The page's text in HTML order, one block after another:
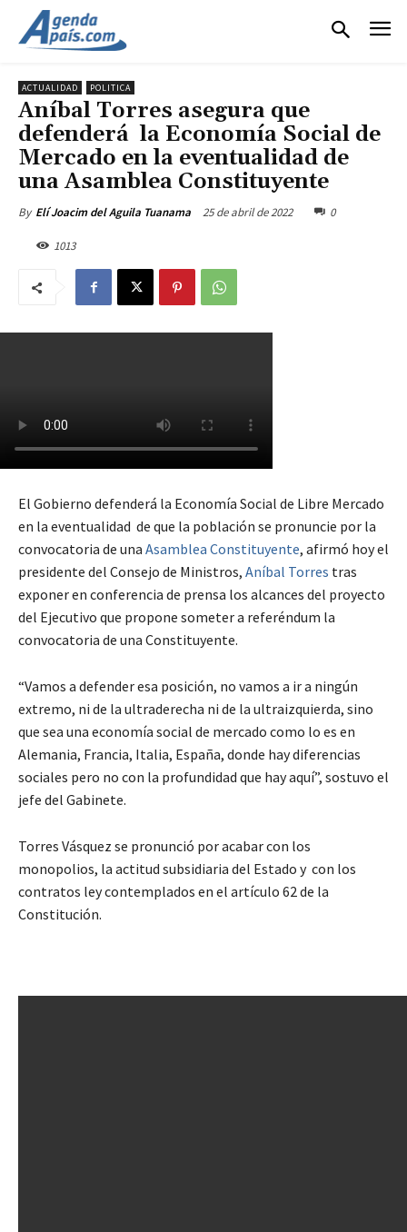
ACTUALIDAD POLITICA
Aníbal Torres asegura que
defenderá la Economía Social de
Mercado en la eventualidad de
una Asamblea Constituyente
By Elí Joacim del Aguila Tuanama 25 de abril de 2022 0
1013
El Gobierno defenderá la Economía Social de Libre Mercado
en la eventualidad de que la población se pronuncie por la
convocatoria de una Asamblea Constituyente, afirmó hoy el
presidente del Consejo de Ministros, Aníbal Torres tras
exponer en conferencia de prensa los alcances del proyecto
del Ejecutivo que propone someter a referéndum la
convocatoria de una Constituyente.
“Vamos a defender esa posición, no vamos a ir a ningún
extremo, ni de la ultraderecha ni de la ultraizquierda, sino
que sea una economía social de mercado como lo es en
Alemania, Francia, Italia, España, donde hay diferencias
sociales pero no con la profundidad que hay aquí”, sostuvo el
jefe del Gabinete.
Torres Vásquez se pronunció por acabar con los
monopolios, la actitud subsidiaria del Estado y con los
contratos ley contemplados en el artículo 62 de la
Constitución.